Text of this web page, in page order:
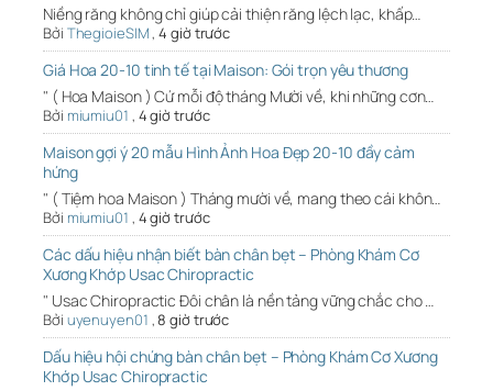
Niềng răng không chỉ giúp cải thiện răng lệch lạc, khấp…
Bởi ThegioieSIM,4 giờ trước
Giá Hoa 20-10 tinh tế tại Maison: Gói trọn yêu thương
" ( Hoa Maison ) Cứ mỗi độ tháng Mười về, khi những cơn…
Bởi miumiu01 , 4 giờ trước
Maison gợi ý 20 mẫu Hình Ảnh Hoa Đẹp 20-10 đầy cảm
hứng
" ( Tiệm hoa Maison ) Tháng mười về, mang theo cái khôn…
Bởi miumiu01 , 4 giờ trước
Các dấu hiệu nhận biết bàn chân bẹt – Phòng Khám Cơ
Xương Khớp Usac Chiropractic
" Usac Chiropractic Đôi chân là nền tảng vững chắc cho …
Bởi uyenuyen01 ,8 giờ trước
Dấu hiệu hội chứng bàn chân bẹt – Phòng Khám Cơ Xương
Khớp Usac Chiropractic